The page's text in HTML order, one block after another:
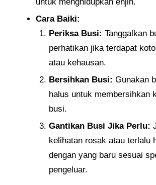
Cara Baiki:
Periksa Busi: Tanggalkan
perhatikan jika terdapat
atau kehausan.
Bersihkan Busi: Gunakan
halus untuk membersihkan
busi.
Gantikan Busi Jika Perlu:
kelihatan rosak atau terlalu
dengan yang baru sesuai
pengeluar.